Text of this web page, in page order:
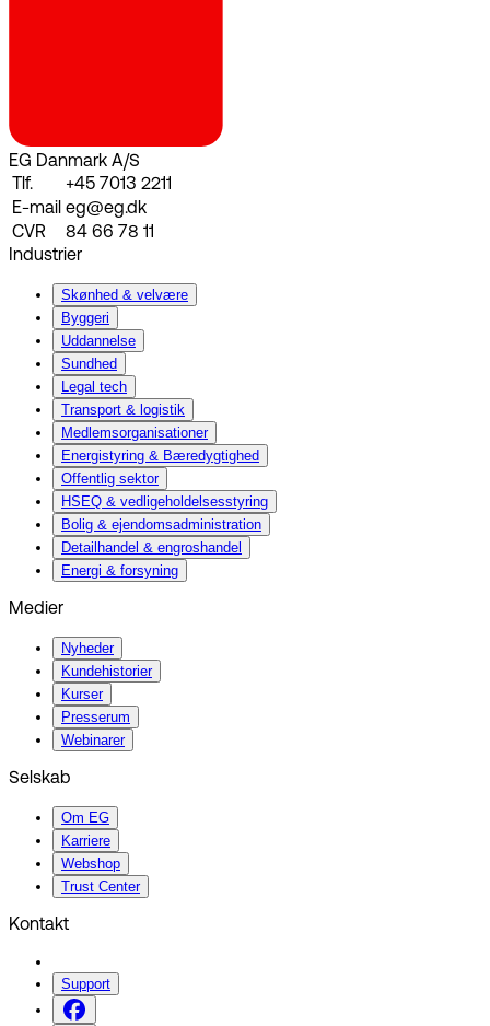
EG Danmark A/S
Tlf.
+45 7013 2211
E-mail eg@eg.dk
CVR
84 66 78 11
Industrier
Skønhed & velvære
Byggeri
Uddannelse
Sundhed
Legal tech
Transport & logistik
Medlemsorganisationer
Energistyring & Bæredygtighed
Offentlig sektor
HSEQ & vedligeholdelsesstyring
Bolig & ejendomsadministration
Detailhandel & engroshandel
Energi & forsyning
Medier
Nyheder
Kundehistorier
Kurser
Presserum
Webinarer
Selskab
Om EG
Karriere
Webshop
Trust Center
Kontakt
Support